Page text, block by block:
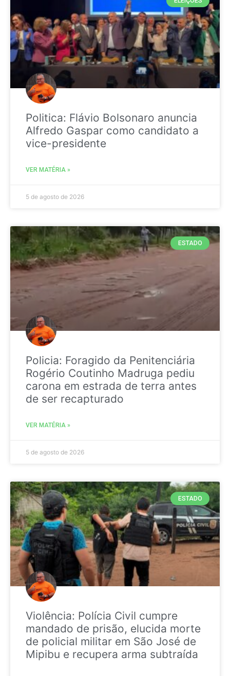
Politica: Flávio Bolsonaro anuncia
Alfredo Gaspar como candidato a
vice-presidente
VER MATÉRIA »
5 de agosto de 2026
ESTADO
Policia: Foragido da Penitenciária
Rogério Coutinho Madruga pediu
carona em estrada de terra antes
de ser recapturado
VER MATÉRIA »
5 de agosto de 2026
ESTADO
Violência: Polícia Civil cumpre
mandado de prisão, elucida morte
de policial militar em São José de
Mipibu e recupera arma subtraída